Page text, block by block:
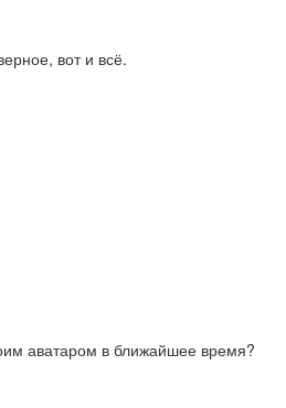
вот и всё.
аватаром в ближайшее время?